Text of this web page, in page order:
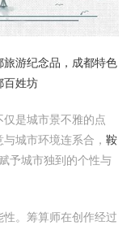
游纪念品，成都特色
百姓坊
是城市景不雅的点
城市环境连系合， 鞍
赋予城市独到的个性与
。筹算师在创作经过